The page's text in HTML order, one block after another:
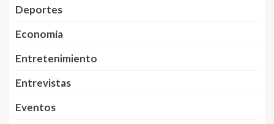
Deportes
Economía
Entretenimiento
Entrevistas
Eventos